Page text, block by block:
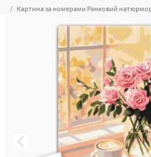
Картина за номерами Ранковий